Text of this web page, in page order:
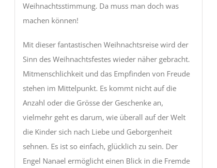
Weihnachtsstimmung. Da muss man doch was
machen können!
Mit dieser fantastischen Weihnachtsreise wird der
Sinn des Weihnachtsfestes wieder näher gebracht.
Mitmenschlichkeit und das Empfinden von Freude
stehen im Mittelpunkt. Es kommt nicht auf die
Anzahl oder die Grösse der Geschenke an,
vielmehr geht es darum, wie überall auf der Welt
die Kinder sich nach Liebe und Geborgenheit
sehnen. Es ist so einfach, glücklich zu sein. Der
Engel Nanael ermöglicht einen Blick in die Fremde